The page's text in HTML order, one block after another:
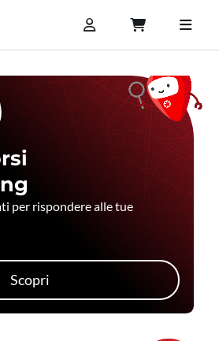
per rispondere alle tue
Scopri